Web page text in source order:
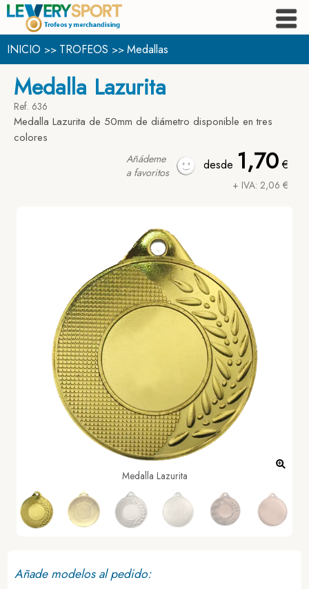
INICIO >> TROFEOS >> Medallas
Medalla Lazurita
Ref. 636
Medalla Lazurita de 50mm de diámetro disponible en tres
colores
desde 1,70€
+ IVA: 2,06 €
Añádeme
a favoritos
Medalla Lazurita
Añade modelos al pedido: